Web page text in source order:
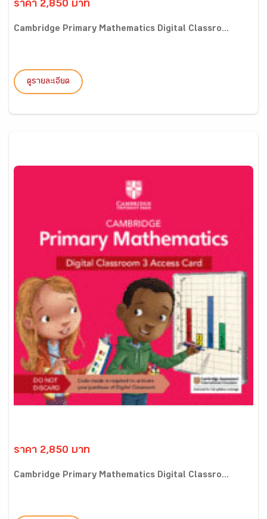
ราคา 2,850 บาท
Cambridge Primary Mathematics Digital Classro...
ดูรายละเอียด
ราคา 2,850 บาท
Cambridge Primary Mathematics Digital Classro...